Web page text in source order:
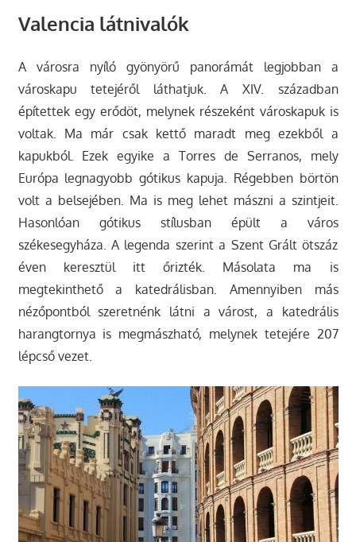
Valencia látnivalók
A városra nyíló gyönyörű panorámát legjobban a
városkapu tetejéről láthatjuk. A XIV. században
építettek egy erődöt, melynek részeként városkapuk is
voltak. Ma már csak kettő maradt meg ezekből a
kapukból. Ezek egyike a Torres de Serranos, mely
Európa legnagyobb gótikus kapuja. Régebben börtön
volt a belsejében. Ma is meg lehet mászni a szintjeit.
Hasonlóan gótikus stílusban épült a város
székesegyháza. A legenda szerint a Szent Grált ötszáz
éven keresztül itt őrizték. Másolata ma is
megtekinthető a katedrálisban. Amennyiben más
nézőpontból szeretnénk látni a várost, a katedrális
harangtornya is megmászható, melynek tetejére 207
lépcső vezet.